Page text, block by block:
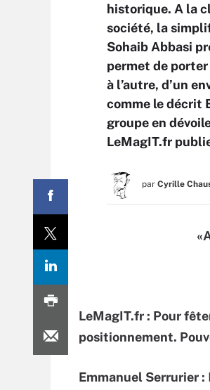
historique. A la
société, la
Sohaib Abbasi
permet de
à l’autre, d’un
comme le décrit
groupe en
LeMagIT.fr
par Cyrille
LeMagIT.fr : Pour
positionnement.
Emmanuel Serrurier :